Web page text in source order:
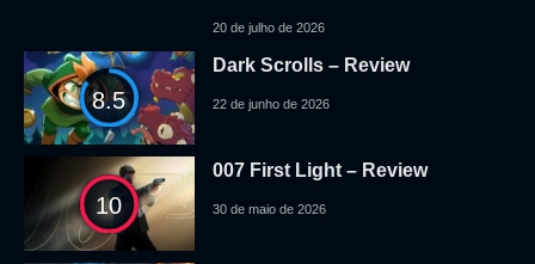
20 de julho de 2026
8.5
Dark Scrolls – Review
22 de junho de 2026
10
007 First Light – Review
30 de maio de 2026